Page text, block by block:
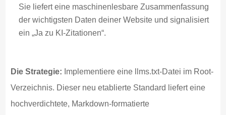
Sie liefert eine maschinenlesbare Zusammenfassung
der wichtigsten Daten deiner Website und signalisiert
ein „Ja zu KI-Zitationen“.
Die Strategie: Implementiere eine llms.txt-Datei im Root-
Verzeichnis. Dieser neu etablierte Standard liefert eine
hochverdichtete, Markdown-formatierte